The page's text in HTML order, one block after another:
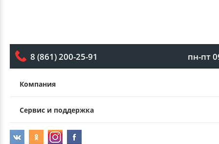
8 (861) 200-25-91 пн-пт
Компания
Сервис и поддержка